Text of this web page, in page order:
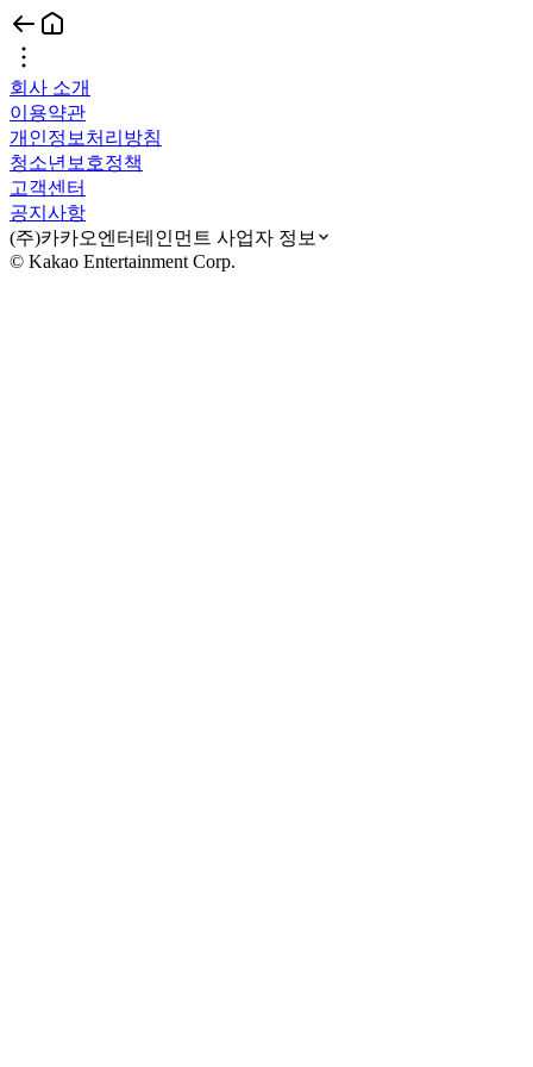
회사 소개
이용약관
개인정보처리방침
청소년보호정책
고객센터
공지사항
(주)카카오엔터테인먼트 사업자 정보
© Kakao Entertainment Corp.